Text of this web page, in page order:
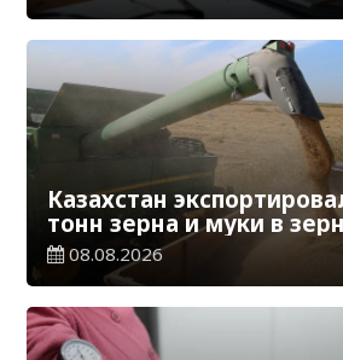
Казахстан
тонн зерна и муки в
эквиваленте
08.08.2026